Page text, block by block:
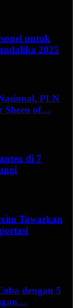
untuk
2025
PLN
Sheen of…
di 7
Tawarkan
dengan 5